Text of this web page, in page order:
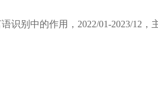
别中的作用，2022/01-2023/12，